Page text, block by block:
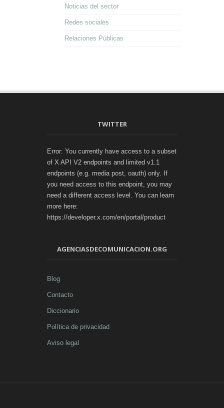
Noticias del sector
Redes sociales
Relaciones Públicas
TWITTER
Error: You currently have access to a subset
of X API V2 endpoints and limited v1.1
endpoints (e.g. media post, oauth) only. If
you need access to this endpoint, you may
need a different access level. You can learn
more here:
https://developer.x.com/en/portal/product
AGENCIASDECOMUNICACION.ORG
Blog
Contacto
Diccionario
Política de privacidad
Aviso legal